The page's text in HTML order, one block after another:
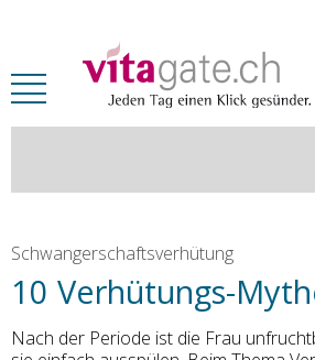
Schwangerschaftsverhütung
10 Verhütungs-
Nach der Periode ist die Frau